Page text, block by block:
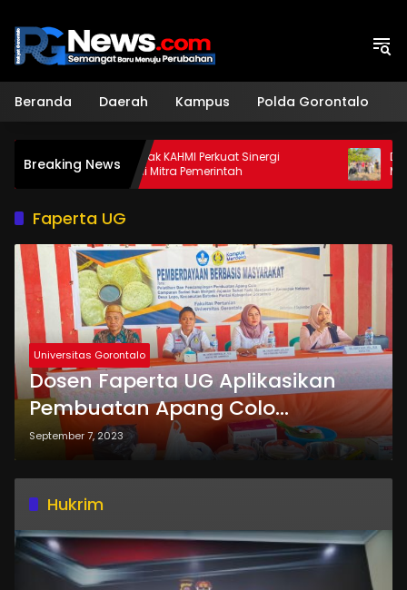
konten
Beranda Daerah Kampus Polda Gorontalo
Breaking News
Sekda Ajak KAHMI Perkuat Sinergi
Sebagai Mitra Pemerintah
Dukung
Mahasiswa
Apotek
Faperta UG
Universitas Gorontalo
Dosen Faperta UG Aplikasikan
Pembuatan Apang Colo
Campuran Surimi Ikan, Ternyata
September 7, 2023
Hukrim